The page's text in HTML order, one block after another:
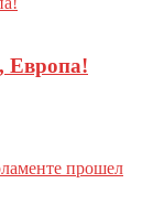
Европа!